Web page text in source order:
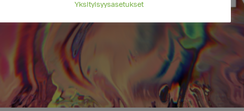
Yksityisyysasetukset